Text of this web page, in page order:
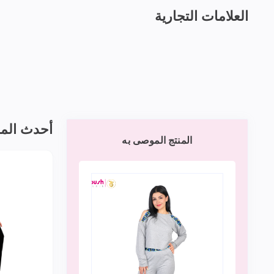
العلامات التجارية
المنتج الموصى به
أحدث